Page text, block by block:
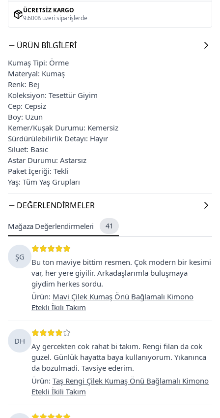
ÜCRETSIZ KARGO
9.600₺ üzeri siparişlerde
ÜRÜN BILGILERI
Kumaş Tipi: Örme
Materyal: Kumaş
Renk: Bej
Koleksiyon: Tesettür Giyim
Cep: Cepsiz
Boy: Uzun
Kemer/Kuşak Durumu: Kemersiz
Sürdürülebilirlik Detayı: Hayır
Siluet: Basic
Astar Durumu: Astarsız
Paket İçeriği: Tekli
Yaş: Tüm Yaş Grupları
DEĞERLENDIRMELER
Mağaza Değerlendirmeleri 41
ŞG
Bu ton maviye bittim resmen. Çok modern bir kesimi
var, her yere giyilir. Arkadaşlarımla buluşmaya
giydim herkes sordu.
Ürün: Mavi Çilek Kumaş Önü Bağlamalı Kimono
Etekli İkili Takım
DH
Ay gercekten cok rahat bi takım. Rengi filan da cok
guzel. Günlük hayatta baya kullanıyorum. Yıkanınca
da bozulmadi. Tavsiye ederim.
Ürün: Taş Rengi Çilek Kumaş Önü Bağlamalı Kimono
Etekli İkili Takım